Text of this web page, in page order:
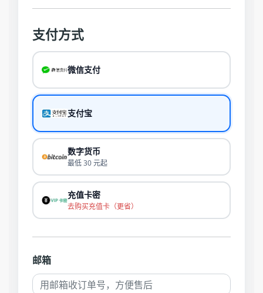
支付方式
微信支付
支付宝
数字货币
最低 30 元起
充值卡密
去购买充值卡（更省）
邮箱